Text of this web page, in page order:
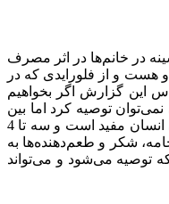
در خانم‌ها در اثر مصرف
هست و از فلورایدی که در
این گزارش اگر بخواهیم
توصیه کرد اما بین
11 لیوان برای زنان و 15 لیوان برای مردان توصیه می‌شود. پس از آب چای و قهوه جزو سالم‌ترین نوشیدنی‌ها قرار می‌گیرند که آنتی‌اکسیدان‌های آن‌ها و سایر محتویاتشان برای بدن انسان مفید است و سه تا 4
شکر و طعم‌دهنده‌ها به
توصیه می‌شود و می‌تواند